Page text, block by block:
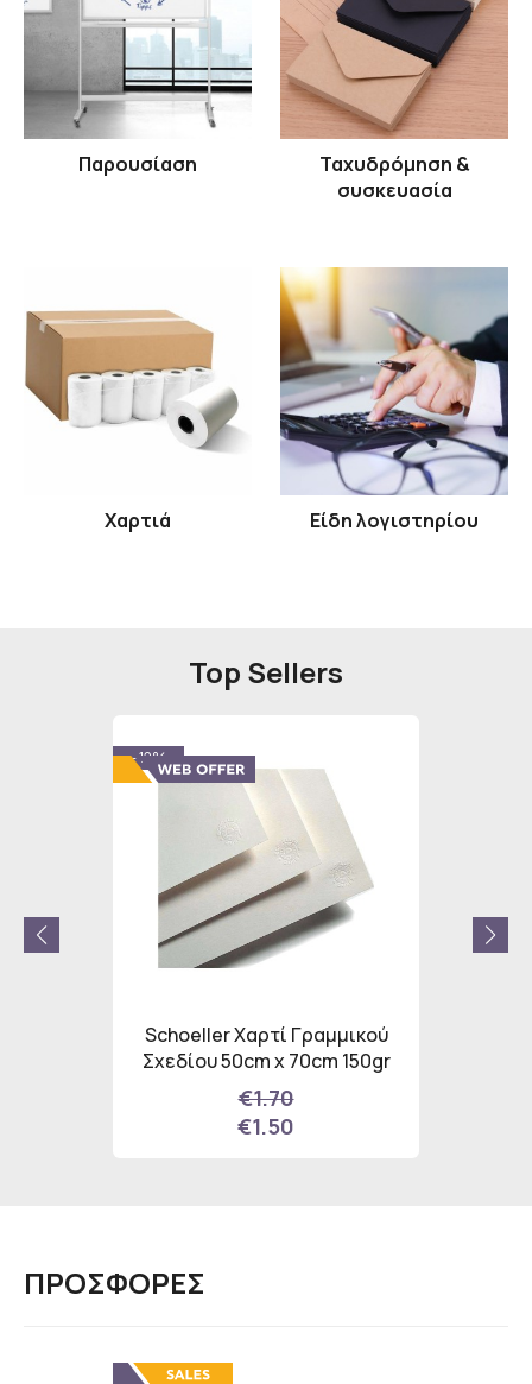
Παρουσίαση
Ταχυδρόμηση &
συσκευασία
Χαρτιά Είδη λογιστηρίου
Top Sellers
- 12%
Schoeller Χαρτί Γραμμικού
Σχεδίου 50cm x 70cm 150gr
€1.70
€1.50
ΠΡΟΣΦΟΡΕΣ